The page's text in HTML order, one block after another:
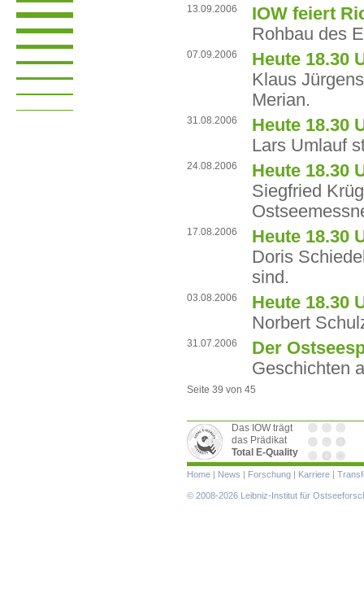
13.09.2006
IOW feiert
Rohbau des
07.09.2006
Heute 18.30
Klaus
Merian.
31.08.2006
Heute 18.30
Lars Umlauf
24.08.2006
Heute 18.30
Siegfried
17.08.2006
Heute 18.30
Doris
sind.
03.08.2006
Heute 18.30
Norbert
31.07.2006
Der
Geschichten
Seite 39 von 45
Das IOW trägt
das Prädikat
Total E-Quality
Navigation
überspringen
Home | News | Forschung | Karriere |
© 2008-2026 Leibniz-Institut für